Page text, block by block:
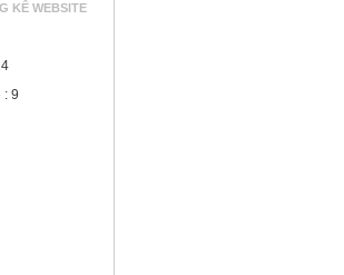
KÊ WEBSITE
: 9